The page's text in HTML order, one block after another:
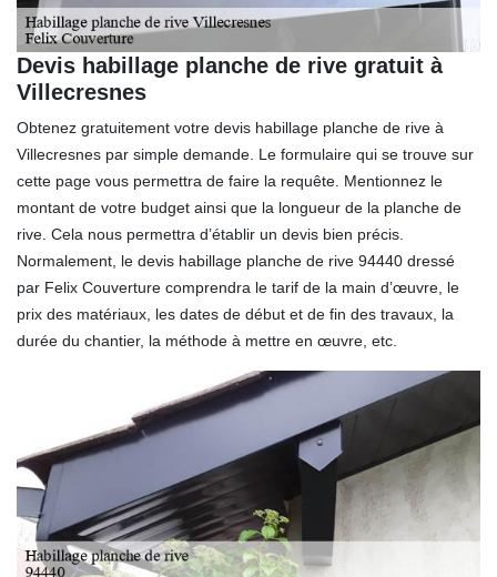
Devis habillage planche de rive gratuit à
Villecresnes
Obtenez gratuitement votre devis habillage planche de rive à
Villecresnes par simple demande. Le formulaire qui se trouve sur
cette page vous permettra de faire la requête. Mentionnez le
montant de votre budget ainsi que la longueur de la planche de
rive. Cela nous permettra d’établir un devis bien précis.
Normalement, le devis habillage planche de rive 94440 dressé
par Felix Couverture comprendra le tarif de la main d’œuvre, le
prix des matériaux, les dates de début et de fin des travaux, la
durée du chantier, la méthode à mettre en œuvre, etc.